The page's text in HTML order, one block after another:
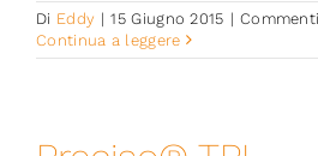
Di Eddy | 15 Giugno 2015 |
Continua a leggere